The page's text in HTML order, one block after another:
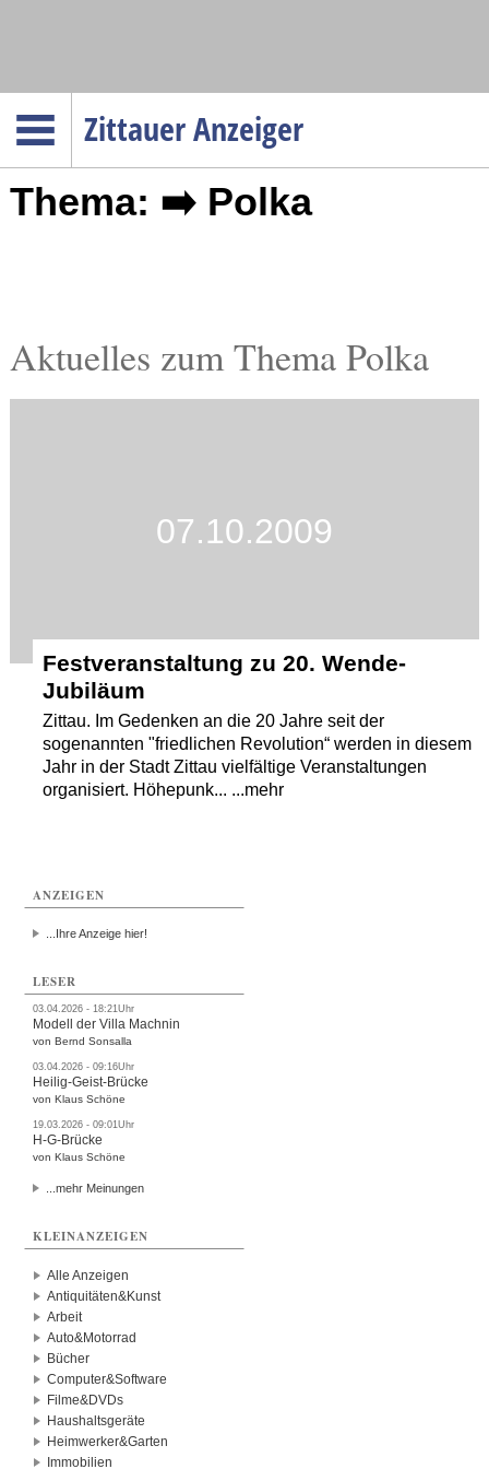
Zittauer Anzeiger
Menüpunkte
Startseite
Verkehr
Thema: ➡️ Polka
Aktuelles zum Thema Polka
07.10.2009
Festveranstaltung zu 20. Wende-
Jubiläum
Zittau. Im Gedenken an die 20 Jahre seit der
sogenannten "friedlichen Revolution“ werden in diesem
Jahr in der Stadt Zittau vielfältige Veranstaltungen
organisiert. Höhepunk... ...mehr
ANZEIGEN
...Ihre Anzeige hier!
LESER
03.04.2026 - 18:21Uhr
Modell der Villa Machnin
von Bernd Sonsalla
03.04.2026 - 09:16Uhr
Heilig-Geist-Brücke
von Klaus Schöne
19.03.2026 - 09:01Uhr
H-G-Brücke
von Klaus Schöne
...mehr Meinungen
KLEINANZEIGEN
Alle Anzeigen
Antiquitäten&Kunst
Arbeit
Auto&Motorrad
Bücher
Computer&Software
Filme&DVDs
Haushaltsgeräte
Heimwerker&Garten
Immobilien